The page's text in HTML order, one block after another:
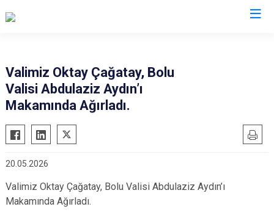
Valimiz Oktay Çağatay, Bolu
Valisi Abdulaziz Aydın’ı
Makamında Ağırladı.
20.05.2026
Valimiz Oktay Çağatay, Bolu Valisi Abdulaziz Aydın’ı
Makamında Ağırladı.